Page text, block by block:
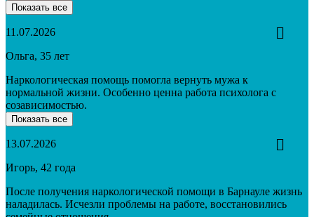
Показать все
11.07.2026
Ольга, 35 лет
Наркологическая помощь помогла вернуть мужа к
нормальной жизни. Особенно ценна работа психолога с
созависимостью.
Показать все
13.07.2026
Игорь, 42 года
После получения наркологической помощи в Барнауле жизнь
наладилась. Исчезли проблемы на работе, восстановились